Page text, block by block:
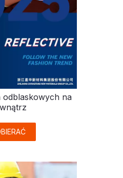
odblaskowych na